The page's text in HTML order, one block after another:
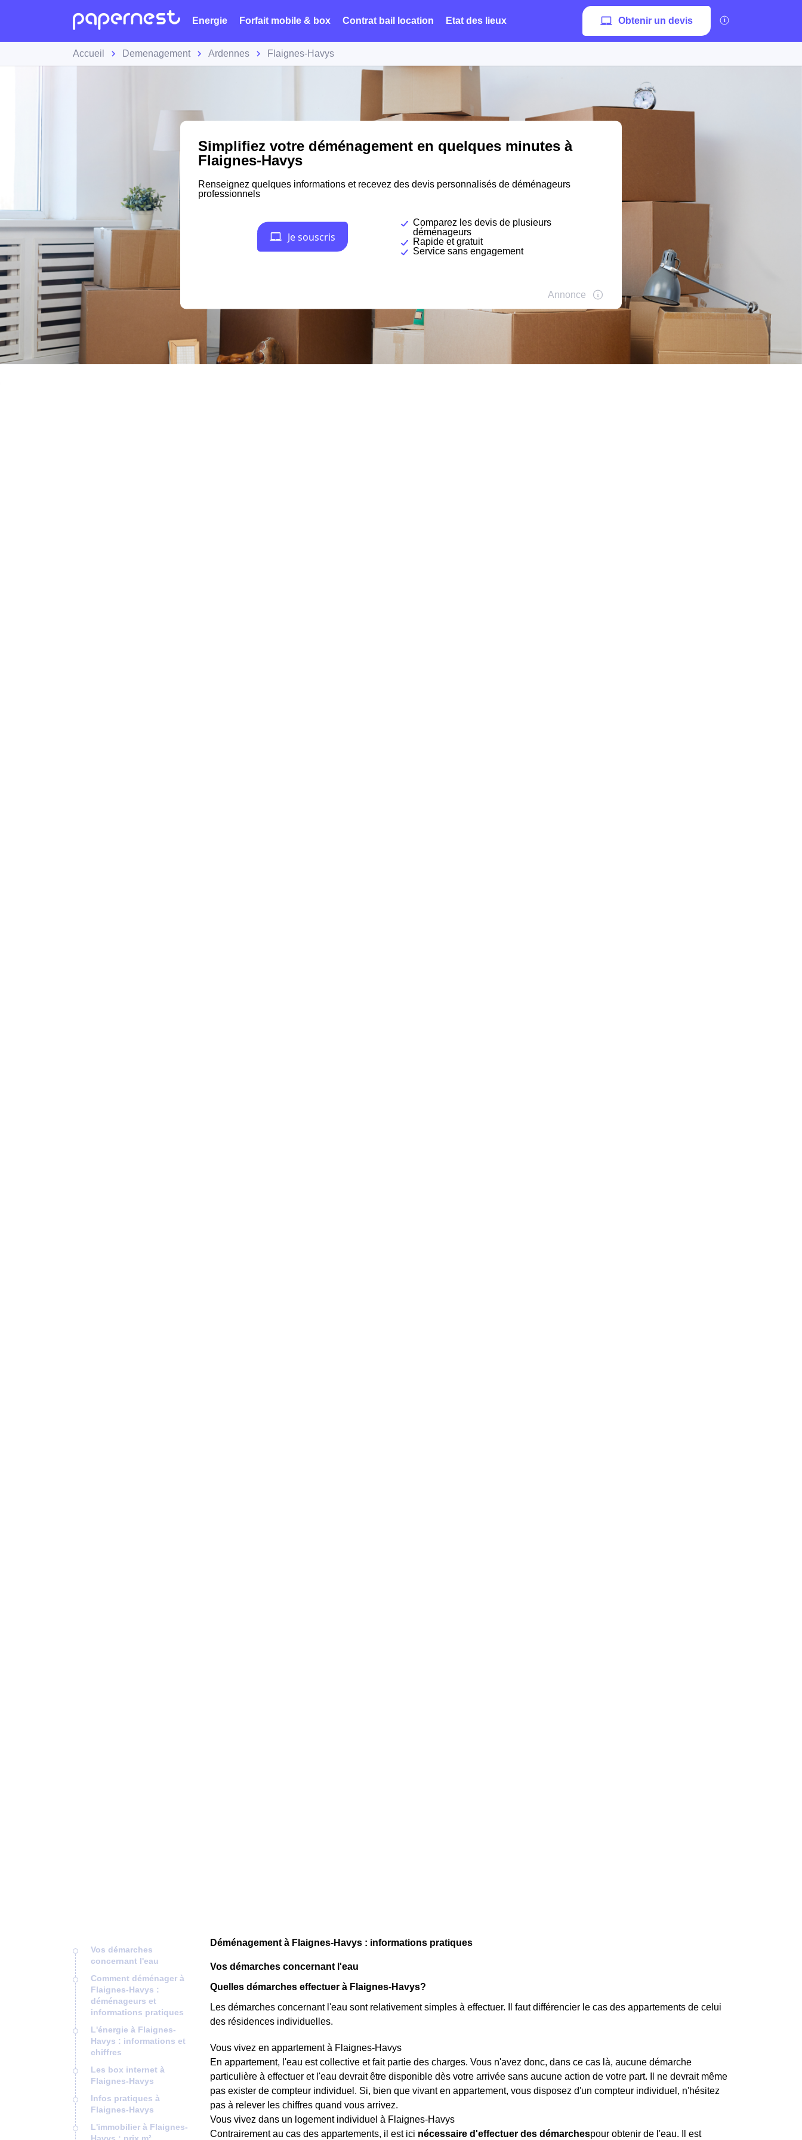
Energie Forfait mobile & box Contrat bail location Etat des lieux Obtenir un devis
Accueil Demenagement Ardennes Flaignes-Havys
Vos démarches
concernant l'eau
Comment déménager à
Flaignes-Havys :
déménageurs et
informations pratiques
L'énergie à Flaignes-
Havys : informations et
chiffres
Les box internet à
Flaignes-Havys
Infos pratiques à
Flaignes-Havys
L'immobilier à Flaignes-
Déménagement à Flaignes-Havys : informations pratiques
Vos démarches concernant l'eau
Quelles démarches effectuer à Flaignes-Havys?
Les démarches concernant l'eau sont relativement simples à effectuer. Il faut différencier le cas des appartements de celui
des résidences individuelles.
Vous vivez en appartement à Flaignes-Havys
En appartement, l'eau est collective et fait partie des charges. Vous n'avez donc, dans ce cas là, aucune démarche
particulière à effectuer et l'eau devrait être disponible dès votre arrivée sans aucune action de votre part. Il ne devrait même
pas exister de compteur individuel. Si, bien que vivant en appartement, vous disposez d'un compteur individuel, n'hésitez
pas à relever les chiffres quand vous arrivez.
Vous vivez dans un logement individuel à Flaignes-Havys
Contrairement au cas des appartements, il est ici nécessaire d'effectuer des démarchespour obtenir de l'eau. Il est